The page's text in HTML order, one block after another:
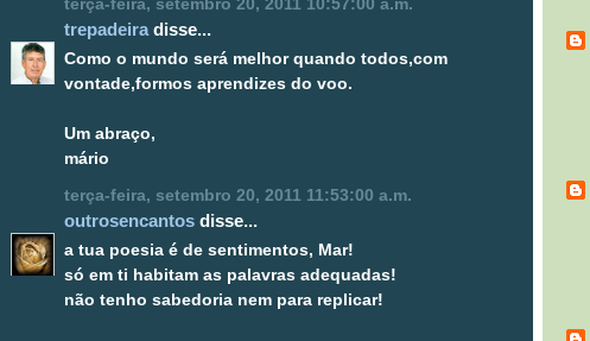
terça-feira, setembro 20, 2011 10:57:00 a.m.
trepadeira disse...
Como o mundo será melhor quando todos,com
vontade,formos aprendizes do voo.
Um abraço,
mário
terça-feira, setembro 20, 2011 11:53:00 a.m.
outrosencantos disse...
a tua poesia é de sentimentos, Mar!
só em ti habitam as palavras adequadas!
não tenho sabedoria nem para replicar!